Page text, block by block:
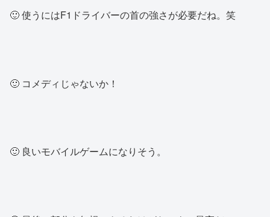
🙂 使うにはF1ドライバーの首の強さが必要だね。笑
🙂 コメディじゃないか！
🙂 良いモバイルゲームになりそう。